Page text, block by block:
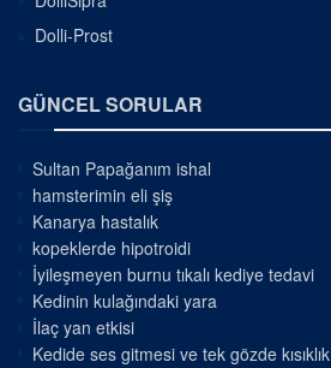
Dolli-Prost
GÜNCEL SORULAR
Sultan Papağanım ishal
hamsterimin eli şiş
Kanarya hastalık
kopeklerde hipotroidi
İyileşmeyen burnu tıkalı kediye tedavi
Kedinin kulağındaki yara
İlaç yan etkisi
Kedide ses gitmesi ve tek gözde kısıklık